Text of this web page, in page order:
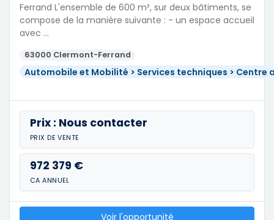
Ferrand L'ensemble de 600 m², sur deux bâtiments, se
compose de la manière suivante : - un espace accueil
avec …
63000 Clermont-Ferrand
Automobile et Mobilité > Services techniques > Centre
Prix : Nous contacter
PRIX DE VENTE
972 379 €
CA ANNUEL
Voir l'opportunité